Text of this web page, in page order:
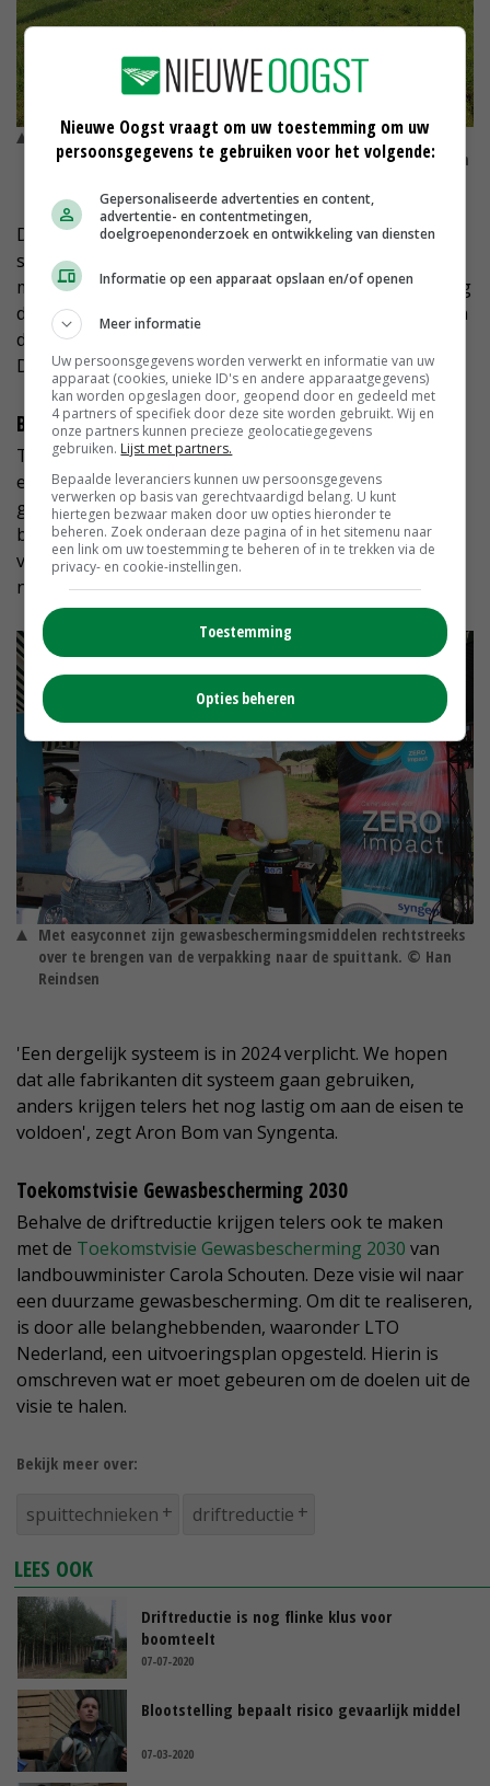
De Horsch Leeb 6300 PT realiseert door een verlaagde
spuitboom maximaal 90 procent driftreductie. © Han Reindsen
De Horsch Leeb 6300 PT realiseert door een verlaagde
spuitboom (maximaal 30 centimeter boven het gewas)
maximaal 90 procent driftreductie. 'De kans is aanwezig
dat bij nieuwe spuitdoppen de driftreductie naar boven
de 90 procent gaat', zegt de adviseur akkerbouw van
Delphy.
Blootstelling
Tijdens de dag toonde Syngenta een prototype van
easyconnect. Met dit systeem zijn
gewasbeschermingsmiddelen rechtstreeks over te
brengen van de verpakking naar de spuittank. Dit
vermindert de persoonlijke blootstelling en de emissie
naar het milieu.
Met easyconnet zijn gewasbeschermingsmiddelen rechtstreeks
over te brengen van de verpakking naar de spuittank. © Han
Reindsen
'Een dergelijk systeem is in 2024 verplicht. We hopen
dat alle fabrikanten dit systeem gaan gebruiken,
anders krijgen telers het nog lastig om aan de eisen te
voldoen', zegt Aron Bom van Syngenta.
Toekomstvisie Gewasbescherming 2030
Behalve de driftreductie krijgen telers ook te maken
met de Toekomstvisie Gewasbescherming 2030 van
landbouwminister Carola Schouten. Deze visie wil naar
een duurzame gewasbescherming. Om dit te realiseren,
is door alle belanghebbenden, waaronder LTO
Nederland, een uitvoeringsplan opgesteld. Hierin is
omschreven wat er moet gebeuren om de doelen uit de
visie te halen.
Bekijk meer over:
spuittechnieken driftreductie
LEES OOK
Driftreductie is nog flinke klus voor
boomteelt
07-07-2020
Blootstelling bepaalt risico gevaarlijk middel
07-03-2020
Nieuwe Oogst vraagt om uw toestemming om uw
persoonsgegevens te gebruiken voor het volgende:
Gepersonaliseerde advertenties en content,
advertentie- en contentmetingen,
doelgroepenonderzoek en ontwikkeling van diensten
Informatie op een apparaat opslaan en/of openen
Meer informatie
Uw persoonsgegevens worden verwerkt en informatie van uw
apparaat (cookies, unieke ID's en andere apparaatgegevens)
kan worden opgeslagen door, geopend door en gedeeld met
4 partners of specifiek door deze site worden gebruikt. Wij en
onze partners kunnen precieze geolocatiegegevens
gebruiken. Lijst met partners.
Bepaalde leveranciers kunnen uw persoonsgegevens
verwerken op basis van gerechtvaardigd belang. U kunt
hiertegen bezwaar maken door uw opties hieronder te
beheren. Zoek onderaan deze pagina of in het sitemenu naar
een link om uw toestemming te beheren of in te trekken via de
privacy- en cookie-instellingen.
Toestemming
Opties beheren